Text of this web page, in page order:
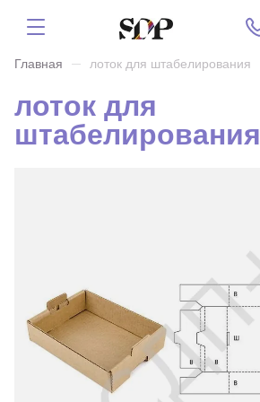
Главная лоток для штабелирования
лоток для
штабелирования